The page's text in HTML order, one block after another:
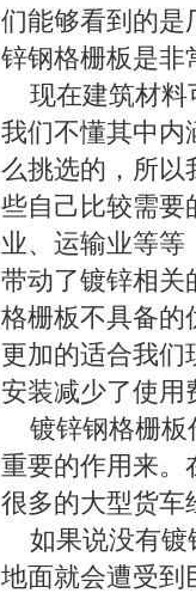
们能够看到的是
锌钢格栅板是非
现在建筑材料
我们不懂其中内
么挑选的，所以
些自己比较需要
业、运输业等等
带动了镀锌相关
格栅板不具备的
更加的适合我们
安装减少了使用
镀锌钢格栅板
重要的作用来。
很多的大型货车
如果说没有镀
地面就会遭受到